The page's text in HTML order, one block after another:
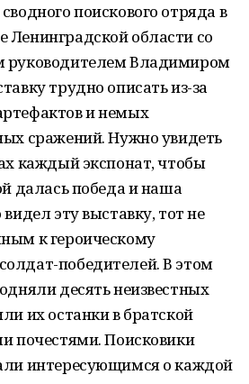
поискового отряда в
области со
руководителем Владимиром
трудно описать из-за
и немых
сражений. Нужно увидеть
каждый экспонат, чтобы
далась победа и наша
эту выставку, тот не
к героическому
победителей. В этом
десять неизвестных
их останки в братской
почестями. Поисковики
интересующимся о каждой